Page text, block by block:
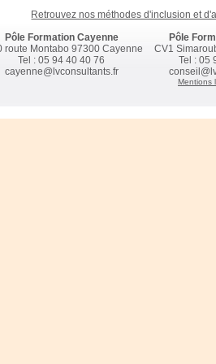
qu’un module ou l'intégralité du cursus
du programme à vos projets et à vos pratiques
d’obtention et de suivi des certifications
de satisfaction de nos clients pour l'année
socioprofessionnel chez LV CONSULTANTS
Retrouvez nos méthodes d'inclusion et
Pôle Formation Cayenne
route Montabo 97300 Cayenne
Tel : 05 94 40 40 76
cayenne@lvconsultants.fr
Pôle
CV1
Tel : 05
Mentions